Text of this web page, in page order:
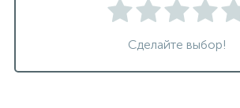
Сделайте выбор!